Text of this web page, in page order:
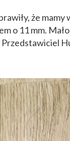
że mamy
o 11 mm.